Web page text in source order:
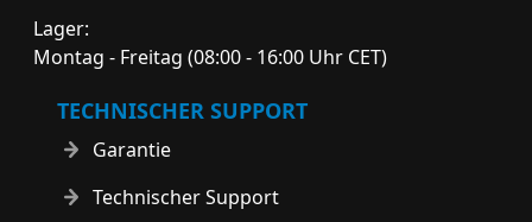
Lager:
Montag - Freitag (08:00 - 16:00 Uhr CET)
TECHNISCHER SUPPORT
Garantie
Technischer Support